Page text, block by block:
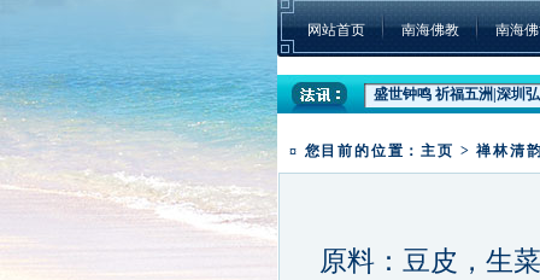
网站首页 南海佛教 南海
盛世钟鸣 祈福五洲|深圳
本焕学院2024年招生通告
¤ 您目前的位置：主页 >禅林清
原料：豆皮，生